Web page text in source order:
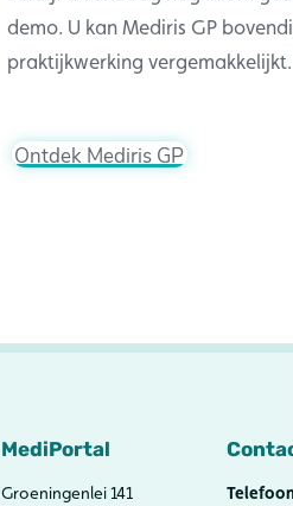
demo. U kan Mediris GP
praktijkwerking vergemakkelijkt.
Ontdek Mediris GP
MediPortal
Groeningenlei 141